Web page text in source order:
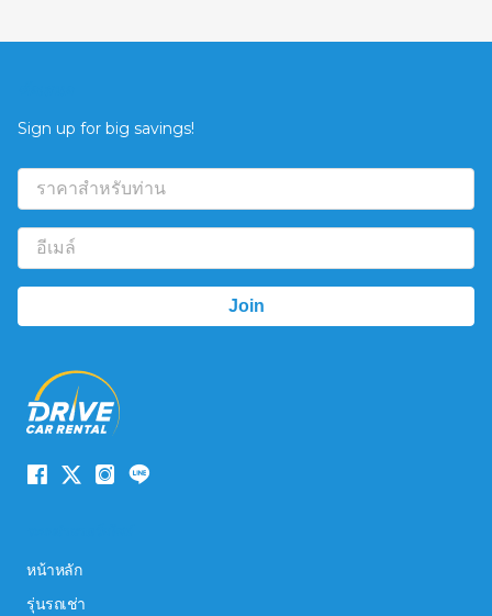
Sign up for big savings!
หน้าหลัก
รุ่นรถเช่า